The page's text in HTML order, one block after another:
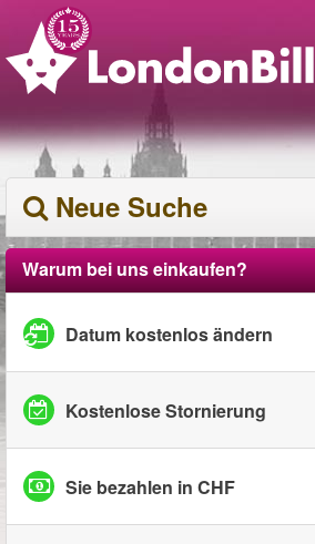
Neue Suche
Warum bei uns einkaufen?
Datum kostenlos ändern
Kostenlose Stornierung
Sie bezahlen in CHF